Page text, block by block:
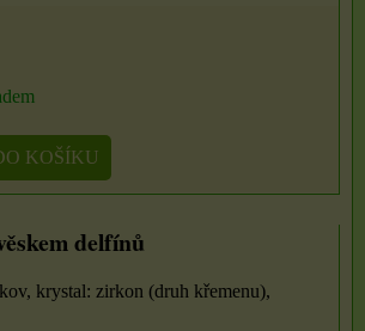
KOŠÍKU
delfínů
krystal: zirkon (druh křemenu),